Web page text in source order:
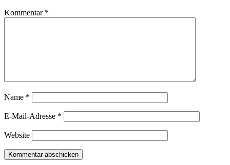
Kommentar *
Name *
E-Mail-Adresse *
Website